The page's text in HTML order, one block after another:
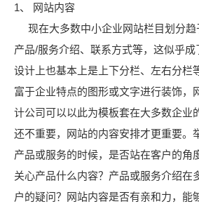
1、 网站内容
现在大多数中小企业网站栏目划分趋
产品/服务介绍、联系方式等，这似乎
设计上也基本上是上下分栏、左右分栏
富于企业特点的图形或文字进行装饰，
计公司可以以此为模板套在大多数企业
还不重要，网站的内容安排才更重要。
产品或服务的时候，是否站在客户的角
关心产品什么内容？产品或服务介绍在
户的疑问？网站内容是否有亲和力，能